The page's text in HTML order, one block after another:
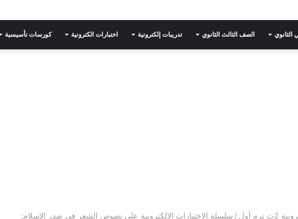
الثانوي الصف الثالث الثانوي تدريبات إلكترونية اختبارات الكترونية كورسات تأسيسية
ترم أول / سلسلة الاختبارات الإلكترونية على نصوص الشعر في صدر الإسلام: